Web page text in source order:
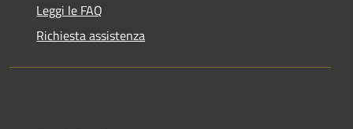
Leggi le FAQ
Richiesta assistenza